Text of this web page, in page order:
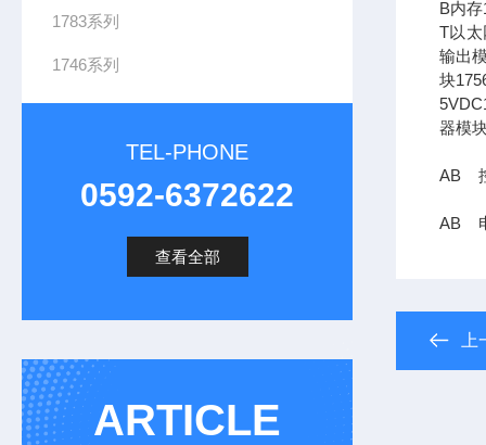
1783系列
1746系列
TEL-PHONE
0592-6372622
查看全部
ARTICLE
B内
T以太
输出
块
器模
AB
AB